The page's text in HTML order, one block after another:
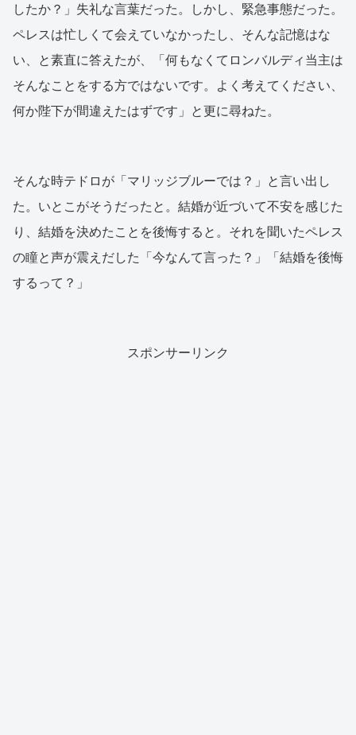
したか？」失礼な言葉だった。しかし、緊急事態だった。
ペレスは忙しくて会えていなかったし、そんな記憶はな
い、と素直に答えたが、「何もなくてロンバルディ当主は
そんなことをする方ではないです。よく考えてください、
何か陛下が間違えたはずです」と更に尋ねた。
そんな時テドロが「マリッジブルーでは？」と言い出し
た。いとこがそうだったと。結婚が近づいて不安を感じた
り、結婚を決めたことを後悔すると。それを聞いたペレス
の瞳と声が震えだした「今なんて言った？」「結婚を後悔
するって？」
スポンサーリンク